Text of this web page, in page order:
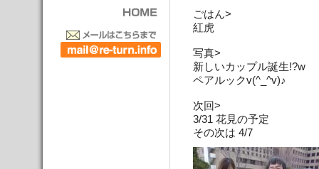
ごはん>
紅虎
写真>
新しいカップル誕生!?w
ペアルックv(^_^v)♪
次回>
3/31 花見の予定
その次は 4/7